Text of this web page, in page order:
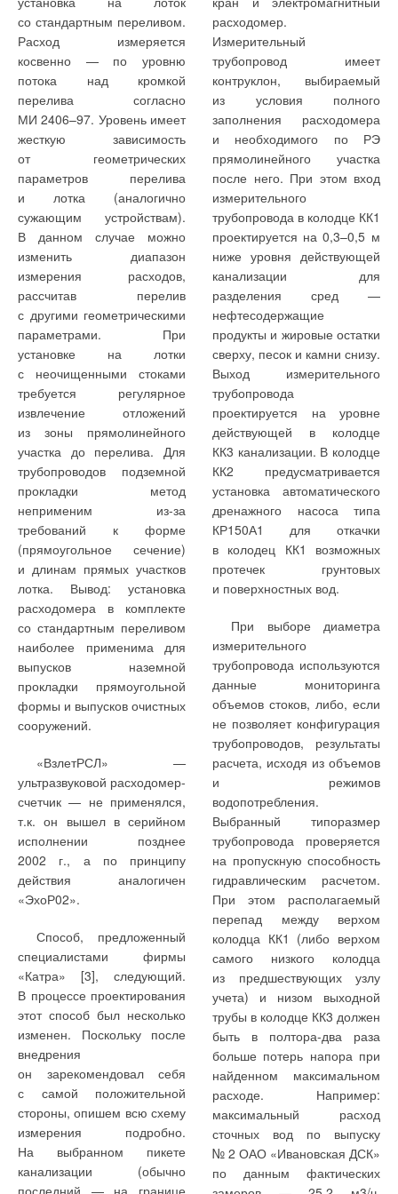
со стандартным переливом.
Расход измеряется
косвенно — по уровню
потока над кромкой
перелива согласно
МИ 2406–97. Уровень имеет
жесткую зависимость
от геометрических
параметров перелива
и лотка (аналогично
сужающим устройствам).
В данном случае можно
изменить диапазон
измерения расходов,
рассчитав перелив
с другими геометрическими
параметрами. При
установке на лотки
с неочищенными стоками
требуется регулярное
извлечение отложений
из зоны прямолинейного
участка до перелива. Для
трубопроводов подземной
прокладки метод
неприменим из-за
требований к форме
(прямоугольное сечение)
и длинам прямых участков
лотка. Вывод: установка
расходомера в комплекте
со стандартным переливом
наиболее применима для
выпусков наземной
прокладки прямоугольной
формы и выпусков очистных
сооружений.
«ВзлетРСЛ» —
ультразвуковой расходомер-
счетчик — не применялся,
т.к. он вышел в серийном
исполнении позднее
2002 г., а по принципу
действия аналогичен
«ЭхоР02».
Способ, предложенный
специалистами фирмы
«Катра» [3], следующий.
В процессе проектирования
этот способ был несколько
изменен. Поскольку после
внедрения
он зарекомендовал себя
с самой положительной
стороны, опишем всю схему
измерения подробно.
На выбранном пикете
канализации (обычно
расходомер.
Измерительный
трубопровод имеет
контруклон, выбираемый
из условия полного
заполнения расходомера
и необходимого по РЭ
прямолинейного участка
после него. При этом вход
измерительного
трубопровода в колодце КК1
проектируется на 0,3–0,5 м
ниже уровня действующей
канализации для
разделения сред —
нефтесодержащие
продукты и жировые остатки
сверху, песок и камни снизу.
Выход измерительного
трубопровода
проектируется на уровне
действующей в колодце
КК3 канализации. В колодце
КК2 предусматривается
установка автоматического
дренажного насоса типа
КР150А1 для откачки
в колодец КК1 возможных
протечек грунтовых
и поверхностных вод.
При выборе диаметра
измерительного
трубопровода используются
данные мониторинга
объемов стоков, либо, если
не позволяет конфигурация
трубопроводов, результаты
расчета, исходя из объемов
и режимов
водопотребления.
Выбранный типоразмер
трубопровода проверяется
на пропускную способность
гидравлическим расчетом.
При этом располагаемый
перепад между верхом
колодца КК1 (либо верхом
самого низкого колодца
из предшествующих узлу
учета) и низом выходной
трубы в колодце КК3 должен
быть в полтора-два раза
больше потерь напора при
найденном максимальном
расходе. Например:
максимальный расход
сточных вод по выпуску
№ 2 ОАО «Ивановская ДСК»
по данным фактических
совершенствованию.
Источниками тепла для
системы отопления служат:
канализационные сточные
воды; массив грунта,
расположенного под домом;
вытяжной воздух.
Несмотря на то, что
в большинстве
реализованных за рубежом
системах с тепловыми
насосами основным
источником тепла служит
грунт, в нашем проекте
главная роль принадлежит
сточным водам, в то время
как грунт и вытяжной воздух
ситуацию, при которой
каждый дом при помощи
многокилометровых
грунтовых зондов смог бы
черпать для себя
необходимое количество
тепла. Хотя это возможно
для отдельного здания,
в нашем случае
предполагалось найти такое
проектное решение,
которое могло бы
претендовать
на повсеместное
применение в любом
городском районе.
Сточные воды жилого
дома хороши еще тем, что
их температурный
потенциал заметно выше,
чем у любого другого
имеющегося в городе
низкопотенциального
теплового источника. Даже
если не разделять стоки
на условно чистые
и фекальные, можно
рассчитывать, как показали
наши измерения [2],
на максимальную
температуру 30 °C,
в то время как вытяжной
воздух характеризуется
а естественная
температура грунта
не превышает 10 °C.
В то же время следует
признать, что
канализационные сточные
воды — не слишком
удобный для использования
теплоноситель, поскольку:
— в стандартном
теплообменнике
невозможно отобрать тепло
у канализационных стоков;
— теплового потенциала
канализационных стоков
жилого дома достаточно
только для горячего
водоснабжения этого дома,
а обеспечить потребности
дома в отоплении и горячем
в экспериментальной
системе общежития
аспирантов Киев-ЗНИИЭП.
Конструкция описана в
[3], а результаты
ее исследования также
опубликованы в [2]. В итоге
удалось охладить стоки без
какого-либо вмешательства
самотечной хозяйственно-
бытовой канализации.
Тепловой потенциал
канализационных стоков
используется только для
отопления. Горячее
водоснабжение жилого
дома решается
квартирными емкостными
водонагревателями,
использующими
электрическую энергию
исключительно в ночное
время, когда она
отпускается по льготному
тарифу. Для выравнивания
тепловой нагрузки
теплового насоса
используется, кроме
теплоты стоков, теплота
грунта и вытяжного воздуха.
На рис. 1 показана
схема системы
инженерного оборудования
жилого дома с тепловыми
насосами, которые
являются единственными
несветопрозрачных
наружных ограждений;
— замена двойного
остекления на тройное;
— утилизация теплоты
вытяжного воздуха
с промежуточным
теплоносителем;
— установка смесителей
с левым расположением
крана горячей воды
и кранов с регулируемым
напором;
— установка
автоматических
терморегуляторов
у отопительных приборов,
дающая возможность учесть
бытовые тепловыделения
и теплопоступления
от солнечной радиации
через окна.
единовременных затратах
сверх стоимости материала
утеплителя Ср =
90–120 руб/м2
и стоимости
утеплителя Сут = 1150 руб/
м3 (минераловатная плита
П125). Здесь и далее цены
и тарифы приведены
на середину 2007 г.
Теплопроводность
теплоизоляционного
материала во всех случаях
принималась равной λут =
0,042 Вт/(м⋅К). Заметим, что
получаемые значения при
этом в обоих случаях
в основном ниже, чем
требуемые по табл. 1б [3],
и примерно соответствуют
уровню табл. 1а того же
источника, за исключением
перекрытий над
техподпольем.
Также при оценке
бытовых теплопоступлений
на один квадратный метр
отапливаемой площади
в качестве источников
использованы поступления
теплоты от людей при
нормативе 90 Вт от одного
человека, от освещения
и электроприборов, а также
приводов инженерных
систем с учетом
фактических значений
продолжительности
рабочего времени,
мощности оборудования
на электроэнергию.
В случае, если
расчетная мощность
бытовых теплопоступлений
оказывается менее 10 Вт/
м2, для дальнейших
вычислений используется
величина 10 Вт/м2.Следует,
однако, иметь в виду, что
при определении
энергетической
эксплуатационной
характеристики
теплопоступления в первом
варианте не учитываются,
т.к. предполагается
отсутствие индивидуального
автоматического
регулирования теплоотдачи
системы отопления.
В табл. 1 приведены
результаты расчета
энергетических показателей
рассматриваемых зданий,
а в табл. 2 — сравнительная
эффективность
энергосберегающих
мероприятий, т.е.
абсолютное
и относительное снижение
энергопотребления.
Необходимые справочные
данные по температурам
внутреннего воздуха,
кратности воздухообмена
в рабочее время, расходу
горячей воды
и потреблению
электроэнергии приняты по
[6–9].